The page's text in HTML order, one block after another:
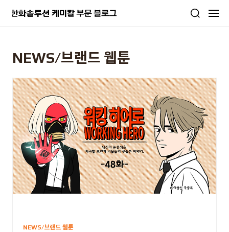
NEWS/브랜드 웹툰
NEWS/브랜드 웹툰